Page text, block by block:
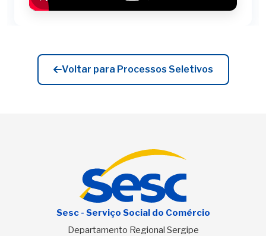
Voltar para Processos Seletivos
Sesc - Serviço Social do Comércio
Departamento Regional Sergipe